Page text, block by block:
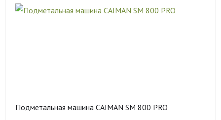
Подметальная машина CAIMAN SM 800 PRO